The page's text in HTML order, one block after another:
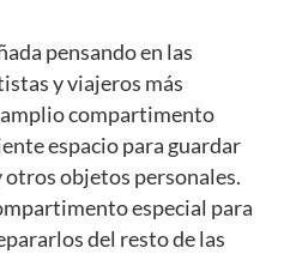
pensando en las
y viajeros más
amplio compartimento
espacio para guardar
otros objetos personales.
especial para
del resto de las